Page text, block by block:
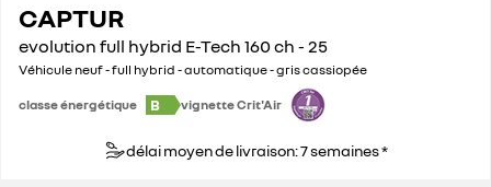
CAPTUR
evolution full hybrid E-Tech 160 ch - 25
Véhicule neuf - full hybrid - automatique - gris cassiopée
classe énergétique B vignette Crit'Air
délai moyen de livraison: 7 semaines *